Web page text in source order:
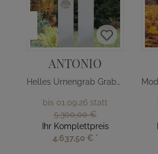
ANTONIO
Helles Urnengrab Grabmal mit Kreuz
bis 01.09.26 statt
5.300,00 €
Ihr Komplettpreis
4.637,50 € *